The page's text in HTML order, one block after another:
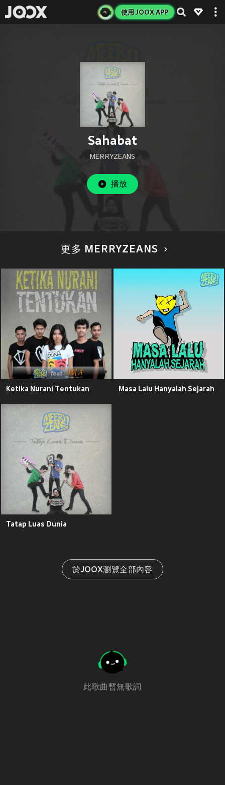
使用 JOOX APP
Sahabat
MERRYZEANS
播放
更多 MERRYZEANS
Ketika Nurani Tentukan Masa Lalu Hanyalah Sejarah
Tatap Luas Dunia
於JOOX瀏覽全部內容
此歌曲暫無歌詞